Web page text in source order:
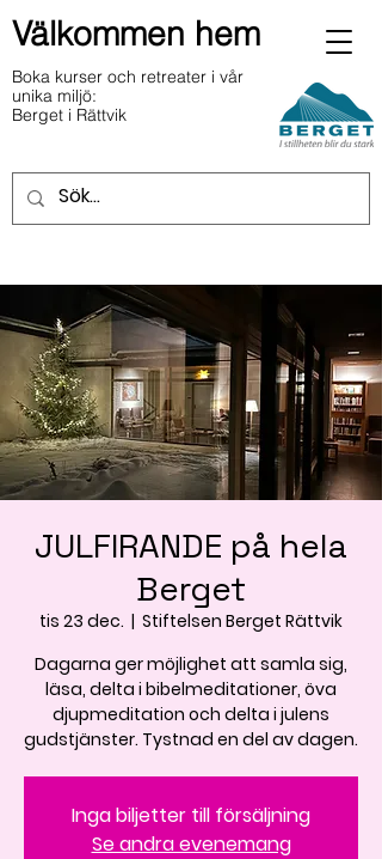
Välkommen hem
Boka kurser och retreater i vår
unika miljö:
Berget i Rättvik
JULFIRANDE på hela
Berget
tis 23 dec.
  |
Stiftelsen Berget Rättvik
Dagarna ger möjlighet att samla sig,
läsa, delta i bibelmeditationer, öva
djupmeditation och delta i julens
gudstjänster. Tystnad en del av dagen.
Inga biljetter till försäljning
Se andra evenemang